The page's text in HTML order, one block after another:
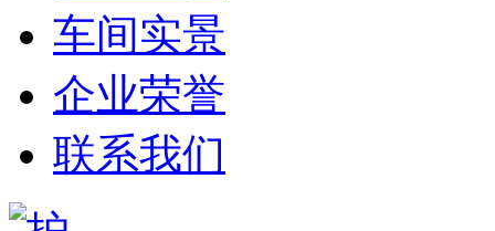
车间实景
企业荣誉
联系我们